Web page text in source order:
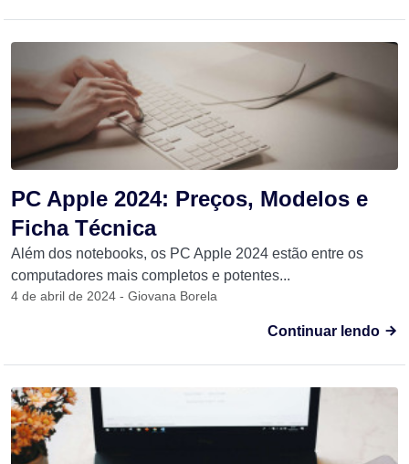
PC Apple 2024: Preços, Modelos e
Ficha Técnica
Além dos notebooks, os PC Apple 2024 estão entre os
computadores mais completos e potentes...
4 de abril de 2024 - Giovana Borela
Continuar lendo